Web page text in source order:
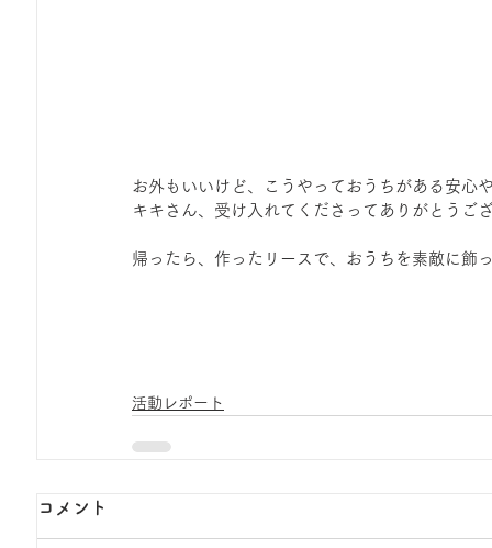
お外もいいけど、こうやっておうちがある安心
キキさん、受け入れてくださってありがとうご
帰ったら、作ったリースで、おうちを素敵に飾
活動レポート
コメント